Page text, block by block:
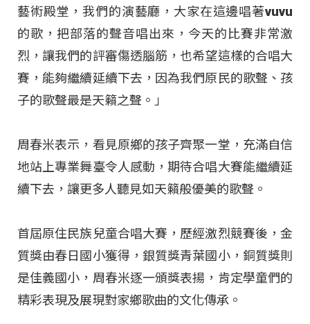
藝術殿堂，我們的演藝廳，大家在這邊唱著vuvu
的歌，把部落的聲音唱出來，今天的比賽非常激
烈，讓我們的評審傷透腦筋，也希望這樣的合唱大
賽，能夠繼續延續下去，因為我們原民的歌聲、孩
子的歌聲最是天籟之聲。」
周春米表示，看見原鄉的孩子齊聚一堂，充滿自信
地站上專業舞臺令人感動，期待合唱大賽能繼續延
續下去，讓更多人聽見如天籟般優美的歌聲。
首屆原住民族兒童合唱大賽，歷經激烈競賽後，金
質獎由春日國小獲得，銀質獎青葉國小，銅質獎則
是佳義國小，周春米逐一頒獎表揚，肯定學童們的
精彩表現及展現對家鄉歌曲的文化傳承。